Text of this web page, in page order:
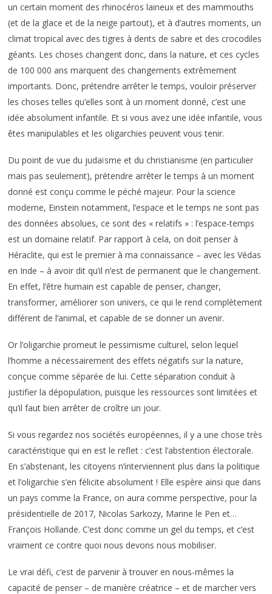
un certain moment des rhinocéros laineux et des mammouths
(et de la glace et de la neige partout), et à d’autres moments, un
climat tropical avec des tigres à dents de sabre et des crocodiles
géants. Les choses changent donc, dans la nature, et ces cycles
de 100 000 ans marquent des changements extrêmement
importants. Donc, prétendre arrêter le temps, vouloir préserver
les choses telles qu’elles sont à un moment donné, c’est une
idée absolument infantile. Et si vous avez une idée infantile, vous
êtes manipulables et les oligarchies peuvent vous tenir.
Du point de vue du judaïsme et du christianisme (en particulier
mais pas seulement), prétendre arrêter le temps à un moment
donné est conçu comme le péché majeur. Pour la science
moderne, Einstein notamment, l’espace et le temps ne sont pas
des données absolues, ce sont des « relatifs » : l’espace-temps
est un domaine relatif. Par rapport à cela, on doit penser à
Héraclite, qui est le premier à ma connaissance – avec les Védas
en Inde – à avoir dit qu’il n’est de permanent que le changement.
En effet, l’être humain est capable de penser, changer,
transformer, améliorer son univers, ce qui le rend complètement
différent de l’animal, et capable de se donner un avenir.
Or l’oligarchie promeut le pessimisme culturel, selon lequel
l’homme a nécessairement des effets négatifs sur la nature,
conçue comme séparée de lui. Cette séparation conduit à
justifier la dépopulation, puisque les ressources sont limitées et
qu’il faut bien arrêter de croître un jour.
Si vous regardez nos sociétés européennes, il y a une chose très
caractéristique qui en est le reflet : c’est l’abstention électorale.
En s’abstenant, les citoyens n’interviennent plus dans la politique
et l’oligarchie s’en félicite absolument ! Elle espère ainsi que dans
un pays comme la France, on aura comme perspective, pour la
présidentielle de 2017, Nicolas Sarkozy, Marine le Pen et…
François Hollande. C’est donc comme un gel du temps, et c’est
vraiment ce contre quoi nous devons nous mobiliser.
Le vrai défi, c’est de parvenir à trouver en nous-mêmes la
capacité de penser – de manière créatrice – et de marcher vers